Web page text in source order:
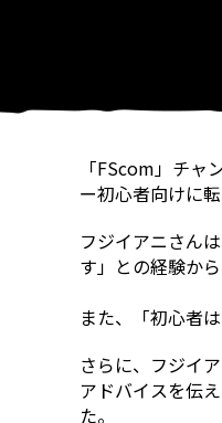
「FScom」チ
ー初心者向けに
フジイアニさん
す」との経験か
また、「初心者
さらに、フジイ
アドバイスを伝
た。